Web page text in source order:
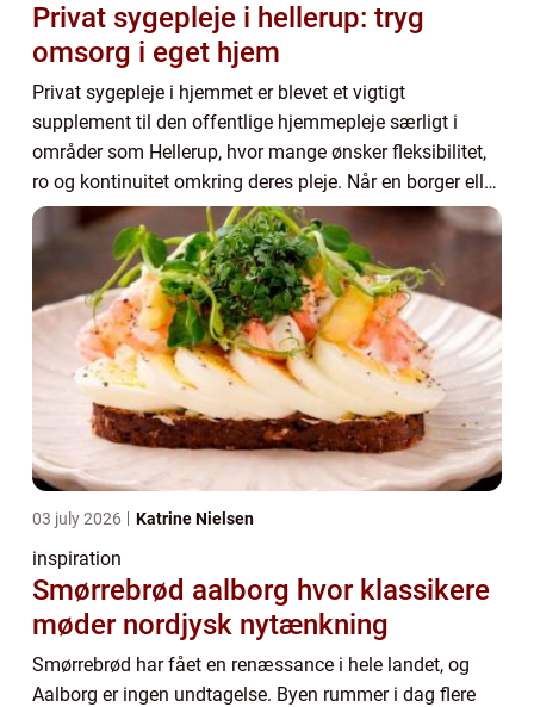
Privat sygepleje i hellerup: tryg
omsorg i eget hjem
Privat sygepleje i hjemmet er blevet et vigtigt
supplement til den offentlige hjemmepleje særligt i
områder som Hellerup, hvor mange ønsker fleksibilitet,
ro og kontinuitet omkring deres pleje. Når en borger eller
en pårørende vælger privat hjælp, ha...
03 july 2026 Katrine Nielsen
inspiration
Smørrebrød aalborg hvor klassikere
møder nordjysk nytænkning
Smørrebrød har fået en renæssance i hele landet, og
Aalborg er ingen undtagelse. Byen rummer i dag flere